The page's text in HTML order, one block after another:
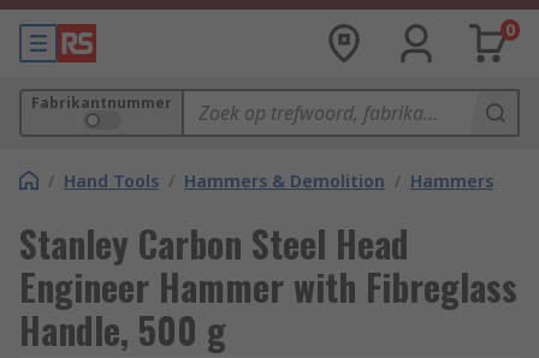
0
Fabrikantnummer
/ Hand Tools / Hammers & Demolition / Hammers
Stanley Carbon Steel Head
Engineer Hammer with Fibreglass
Handle, 500 g